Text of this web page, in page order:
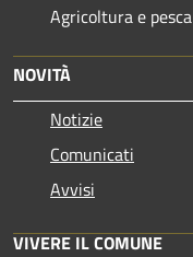
Agricoltura e pesca
NOVITÀ
Notizie
Comunicati
Avvisi
VIVERE IL COMUNE